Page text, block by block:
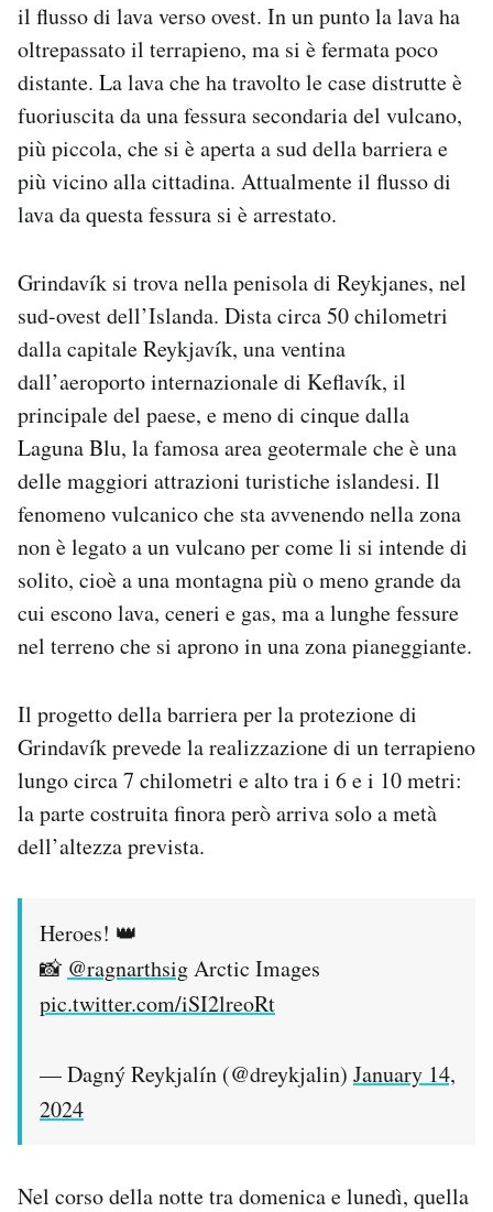
il flusso di lava verso ovest. In un punto la lava ha
oltrepassato il terrapieno, ma si è fermata poco
distante. La lava che ha travolto le case distrutte è
fuoriuscita da una fessura secondaria del vulcano,
più piccola, che si è aperta a sud della barriera e
più vicino alla cittadina. Attualmente il flusso di
lava da questa fessura si è arrestato.
Grindavík si trova nella penisola di Reykjanes, nel
sud-ovest dell’Islanda. Dista circa 50 chilometri
dalla capitale Reykjavík, una ventina
dall’aeroporto internazionale di Keflavík, il
principale del paese, e meno di cinque dalla
Laguna Blu, la famosa area geotermale che è una
delle maggiori attrazioni turistiche islandesi. Il
fenomeno vulcanico che sta avvenendo nella zona
non è legato a un vulcano per come li si intende di
solito, cioè a una montagna più o meno grande da
cui escono lava, ceneri e gas, ma a lunghe fessure
nel terreno che si aprono in una zona pianeggiante.
Il progetto della barriera per la protezione di
Grindavík prevede la realizzazione di un terrapieno
lungo circa 7 chilometri e alto tra i 6 e i 10 metri:
la parte costruita finora però arriva solo a metà
dell’altezza prevista.
Heroes! 👑
📸 @ragnarthsigArctic Images
pic.twitter.com/iSI2lreoRt
— Dagný Reykjalín (@dreykjalin) January 14,
2024
Nel corso della notte tra domenica e lunedì, quella